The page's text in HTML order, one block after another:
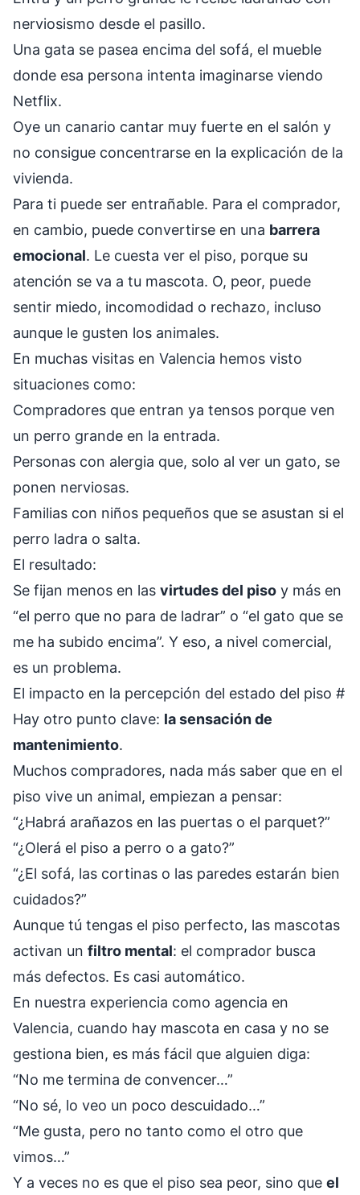
nerviosismo desde el pasillo.
Una gata se pasea encima del sofá, el mueble
donde esa persona intenta imaginarse viendo
Netflix.
Oye un canario cantar muy fuerte en el salón y
no consigue concentrarse en la explicación de la
vivienda.
Para ti puede ser entrañable. Para el comprador,
en cambio, puede convertirse en una barrera
emocional. Le cuesta ver el piso, porque su
atención se va a tu mascota. O, peor, puede
sentir miedo, incomodidad o rechazo, incluso
aunque le gusten los animales.
En muchas visitas en Valencia hemos visto
situaciones como:
Compradores que entran ya tensos porque ven
un perro grande en la entrada.
Personas con alergia que, solo al ver un gato, se
ponen nerviosas.
Familias con niños pequeños que se asustan si el
perro ladra o salta.
El resultado:
Se fijan menos en las virtudes del piso y más en
“el perro que no para de ladrar” o “el gato que se
me ha subido encima”. Y eso, a nivel comercial,
es un problema.
El impacto en la percepción del estado del piso #
Hay otro punto clave: la sensación de
mantenimiento.
Muchos compradores, nada más saber que en el
piso vive un animal, empiezan a pensar:
“¿Habrá arañazos en las puertas o el parquet?”
“¿Olerá el piso a perro o a gato?”
“¿El sofá, las cortinas o las paredes estarán bien
cuidados?”
Aunque tú tengas el piso perfecto, las mascotas
activan un filtro mental: el comprador busca
más defectos. Es casi automático.
En nuestra experiencia como agencia en
Valencia, cuando hay mascota en casa y no se
gestiona bien, es más fácil que alguien diga:
“No me termina de convencer…”
“No sé, lo veo un poco descuidado…”
“Me gusta, pero no tanto como el otro que
vimos…”
Y a veces no es que el piso sea peor, sino que el